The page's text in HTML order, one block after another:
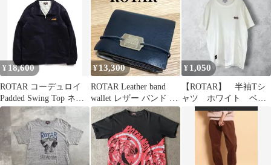
¥ 18,600
ROTAR コーデュロイ
Padded Swing Top ネイ
ビー M
¥ 13,300
ROTAR Leather band
wallet レザー バンド ウ
ォレット
¥ 1,050
【ROTAR】 半袖Tシ
ャツ ホワイト ベビ
ーオンス M ロゴプリ